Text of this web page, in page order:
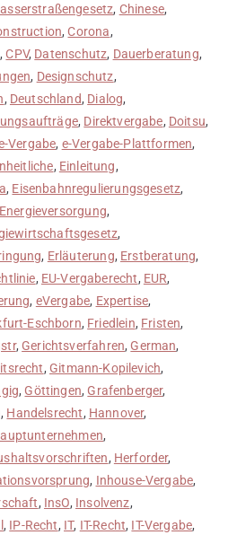
, Chinese,
,Corona,
,CPV, Datenschutz, Dauerberatung,
, Designschutz,
, Deutschland, Dialog,
, Direktvergabe, Doitsu,
Vergabe, e-Vergabe-Plattformen,
, Einleitung,
, Eisenbahnregulierungsgesetz,
Energieversorgung,
,
, Erläuterung, Erstberatung,
, EU-Vergaberecht, EUR,
, eVergabe, Expertise,
Eschborn, Friedlein, Fristen,
, Gerichtsverfahren, German,
, Gitmann-Kopilevich,
, Göttingen, Grafenberger,
, Handelsrecht, Hannover,
,
, Herforder,
, Inhouse-Vergabe,
, InsO, Insolvenz,
, IP-Recht, IT, IT-Recht, IT-Vergabe,